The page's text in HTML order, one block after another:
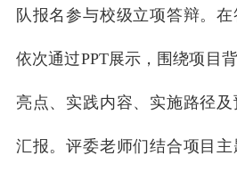
队报名参与校级立项答辩。
依次通过PPT展示，围绕项目
亮点、实践内容、实施路径
汇报。评委老师们结合项目主